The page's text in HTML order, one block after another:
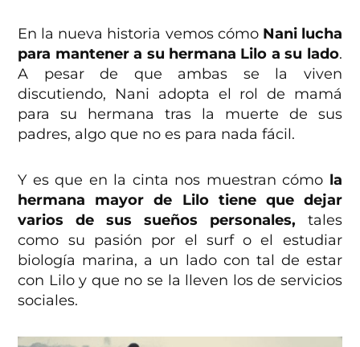
En la nueva historia vemos cómo Nani lucha
para mantener a su hermana Lilo a su lado.
A pesar de que ambas se la viven
discutiendo, Nani adopta el rol de mamá
para su hermana tras la muerte de sus
padres, algo que no es para nada fácil.
Y es que en la cinta nos muestran cómo la
hermana mayor de Lilo tiene que dejar
varios de sus sueños personales, tales
como su pasión por el surf o el estudiar
biología marina, a un lado con tal de estar
con Lilo y que no se la lleven los de servicios
sociales.